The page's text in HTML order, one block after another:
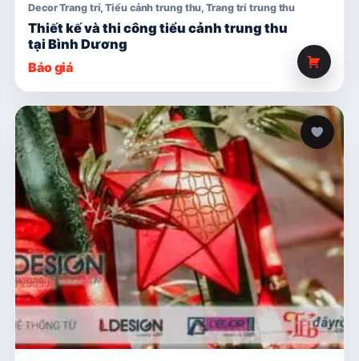
Decor Trang trí,Tiểu cảnh trung thu,Trang trí trung thu
Thiết kế và thi công tiểu cảnh trung thu
tại Bình Dương
Báo giá